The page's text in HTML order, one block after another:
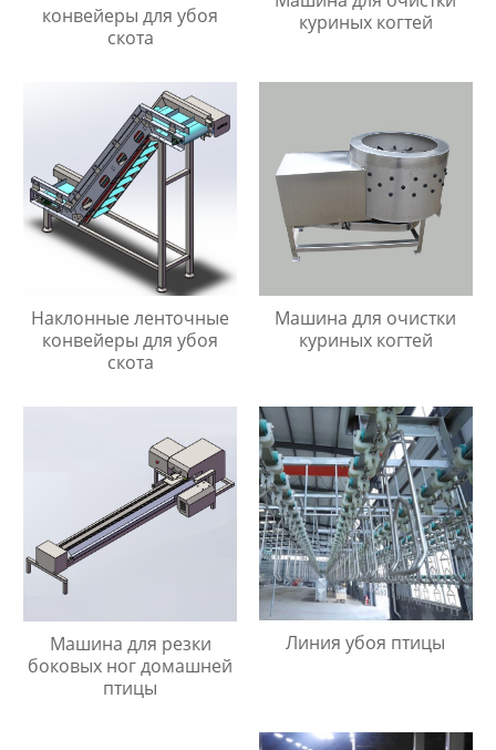
конвейеры для убоя
скота
куриных когтей
Наклонные ленточные
конвейеры для убоя
скота
Машина для очистки
куриных когтей
Машина для резки
боковых ног домашней
птицы
Линия убоя птицы